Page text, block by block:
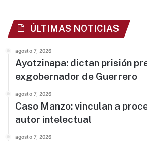
ÚLTIMAS NOTICIAS
agosto 7, 2026
Ayotzinapa: dictan prisión
exgobernador de Guerrero
agosto 7, 2026
Caso Manzo: vinculan a
autor intelectual
agosto 7, 2026